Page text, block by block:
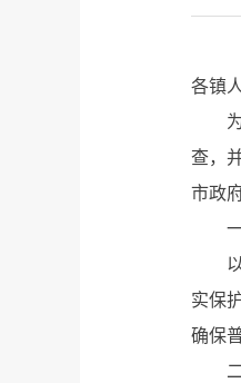
各镇
查，
市政
实保
确保